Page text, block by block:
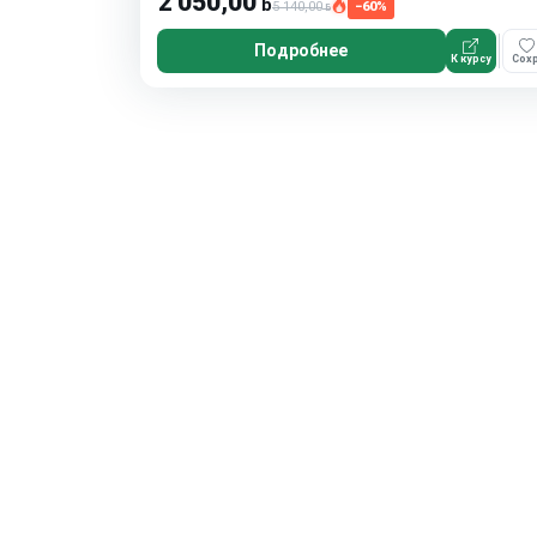
ƃ5 140,00ƃ −60%
Подробнее К курсу Сохр.